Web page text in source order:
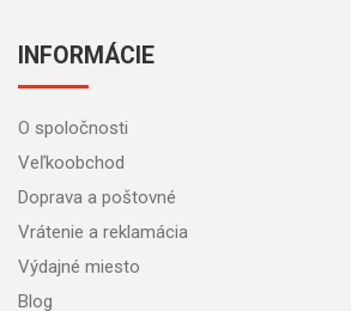
INFORMÁCIE
O spoločnosti
Veľkoobchod
Doprava a poštovné
Vrátenie a reklamácia
Výdajné miesto
Blog